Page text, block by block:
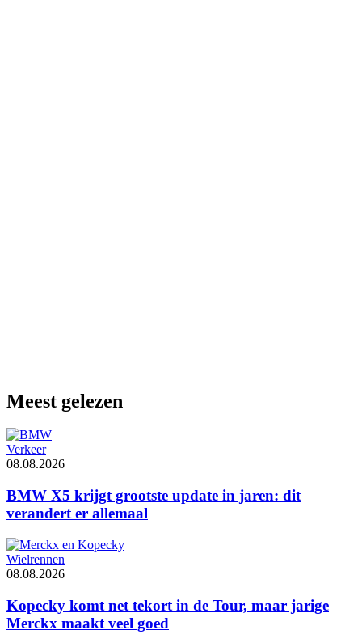
Meest gelezen
Verkeer
08.08.2026
BMW X5 krijgt grootste update in jaren: dit
verandert er allemaal
Wielrennen
08.08.2026
Kopecky komt net tekort in de Tour, maar jarige
Merckx maakt veel goed